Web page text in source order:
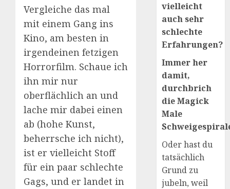
Vergleiche das mal
mit einem Gang ins
Kino, am besten in
irgendeinen fetzigen
Horrorfilm. Schaue ich
ihn mir nur
oberflächlich an und
lache mir dabei einen
ab (hohe Kunst,
beherrsche ich nicht),
ist er vielleicht Stoff
für ein paar schlechte
Gags, und er landet in
vielleicht
auch sehr
schlechte
Erfahrungen?
Immer her
damit,
durchbrich
die Magick
Male
Oder hast du
tatsächlich
Grund zu
jubeln, weil